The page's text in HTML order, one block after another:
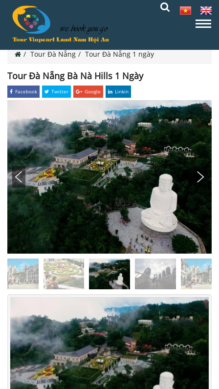
Tour Đà Nẵng Tour Đà Nẵng 1 ngày
Tour Đà Nẵng Bà Nà Hills 1 Ngày
Facebook Twitter Google Linkin